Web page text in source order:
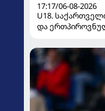
17:17/06-08-2026
U18.
და